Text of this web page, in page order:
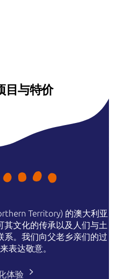
目与特价
Territory) 的澳大利亚
其文化的传承以及人们与土
系。我们向父老乡亲们的过
表达敬意。
体验